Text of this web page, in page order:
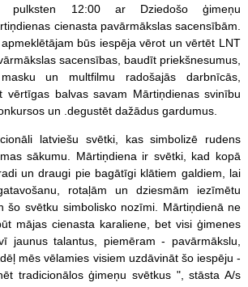
pulksten 12:00 ar Dziedošo ģimeņu
cienasta pavārmākslas sacensībām.
būs iespēja vērot un vērtēt LNT
sacensības, baudīt priekšnesumus,
un multfilmu radošajās darbnīcās,
vērtīgas balvas savam Mārtiņdienas svinību
un .degustēt dažādus gardumus.
latviešu svētki, kas simbolizē rudens
sākumu. Mārtiņdiena ir svētki, kad kopā
un draugi pie bagātīgi klātiem galdiem, lai
rotaļām un dziesmām iezīmētu
šo svētku simbolisko nozīmi. Mārtiņdienā ne
mājas cienasta karaliene, bet visi ģimenes
jaunus talantus, piemēram - pavārmākslu,
mēs vēlamies visiem uzdāvināt šo iespēju -
tradicionālos ģimeņu svētkus ", stāsta A/s